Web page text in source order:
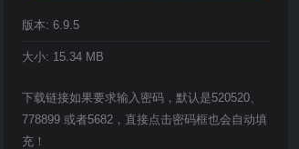
版本: 6.9.5
大小: 15.34 MB
下载链接如果要求输入密码，默认是520520、
778899 或者5682，直接点击密码框也会自动填
充！